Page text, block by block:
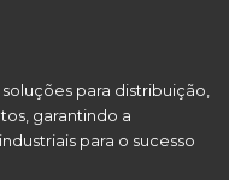
para distribuição,
garantindo a
para o sucesso